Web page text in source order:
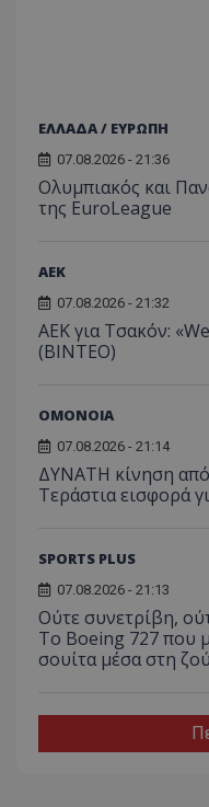
ΕΛΛΑΔΑ / ΕΥΡΩΠΗ
07.08.2026 - 21:36
Ολυμπιακός και
της EuroLeague
ΑEK
07.08.2026 - 21:32
ΑΕΚ για Τσακόν:
(ΒΙΝΤΕΟ)
ΟΜΟΝΟΙΑ
07.08.2026 - 21:14
ΔΥΝΑΤΗ κίνηση
Τεράστια εισφορά
SPORTS PLUS
07.08.2026 - 21:13
Ούτε συνετρίβη,
Το Boeing 727 που
σουίτα μέσα στη